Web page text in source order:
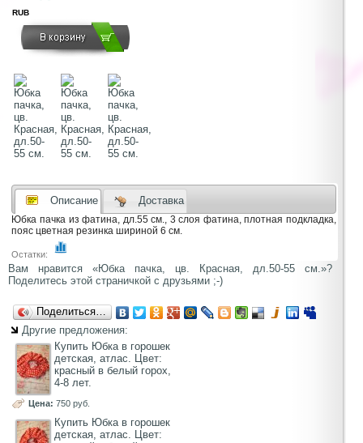
RUB
Описание Доставка
Юбка пачка из фатина, дл.55 см., 3 слоя фатина, плотная подкладка,
пояс цветная резинка шириной 6 см.
Остатки:
Вам нравится «Юбка пачка, цв. Красная, дл.50-55 см.»?
Поделитесь этой страничкой с друзьями ;-)
Поделиться…
Другие предложения:
Купить Юбка в горошек
детская, атлас. Цвет:
красный в белый горох,
4-8 лет.
Цена: 750 руб.
Купить Юбка в горошек
детская, атлас. Цвет: